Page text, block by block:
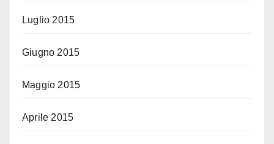
Luglio 2015
Giugno 2015
Maggio 2015
Aprile 2015